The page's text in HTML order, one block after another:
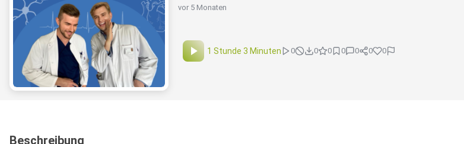
vor 5 Monaten
1 Stunde 3 Minuten 0 0 0 0 0 0 0
Beschreibung